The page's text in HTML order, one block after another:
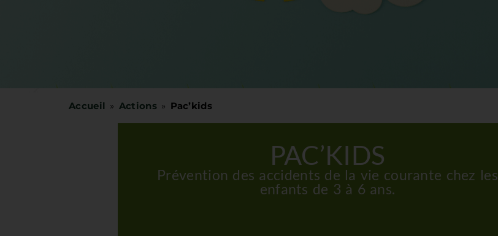
Accueil » Actions» Pac’kids
PAC’KIDS
Prévention des accidents de la vie courante chez les
enfants de 3 à 6 ans.